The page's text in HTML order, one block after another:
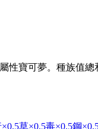
性寶可夢。種族值
×0.5草×0.5毒×0.5鋼